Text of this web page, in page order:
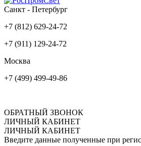
Санкт - Петербург
+7 (812) 629-24-72
+7 (911) 129-24-72
Москва
+7 (499) 499-49-86
ОБРАТНЫЙ ЗВОНОК
ЛИЧНЫЙ КАБИНЕТ
ЛИЧНЫЙ КАБИНЕТ
Введите данные полученные при